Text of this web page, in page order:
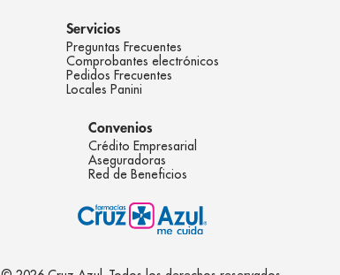
Servicios
Preguntas Frecuentes
Comprobantes electrónicos
Pedidos Frecuentes
Locales Panini
Convenios
Crédito Empresarial
Aseguradoras
Red de Beneficios